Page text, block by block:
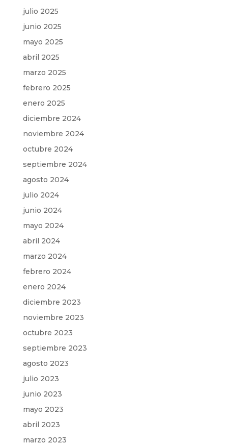
julio 2025
junio 2025
mayo 2025
abril 2025
marzo 2025
febrero 2025
enero 2025
diciembre 2024
noviembre 2024
octubre 2024
septiembre 2024
agosto 2024
julio 2024
junio 2024
mayo 2024
abril 2024
marzo 2024
febrero 2024
enero 2024
diciembre 2023
noviembre 2023
octubre 2023
septiembre 2023
agosto 2023
julio 2023
junio 2023
mayo 2023
abril 2023
marzo 2023